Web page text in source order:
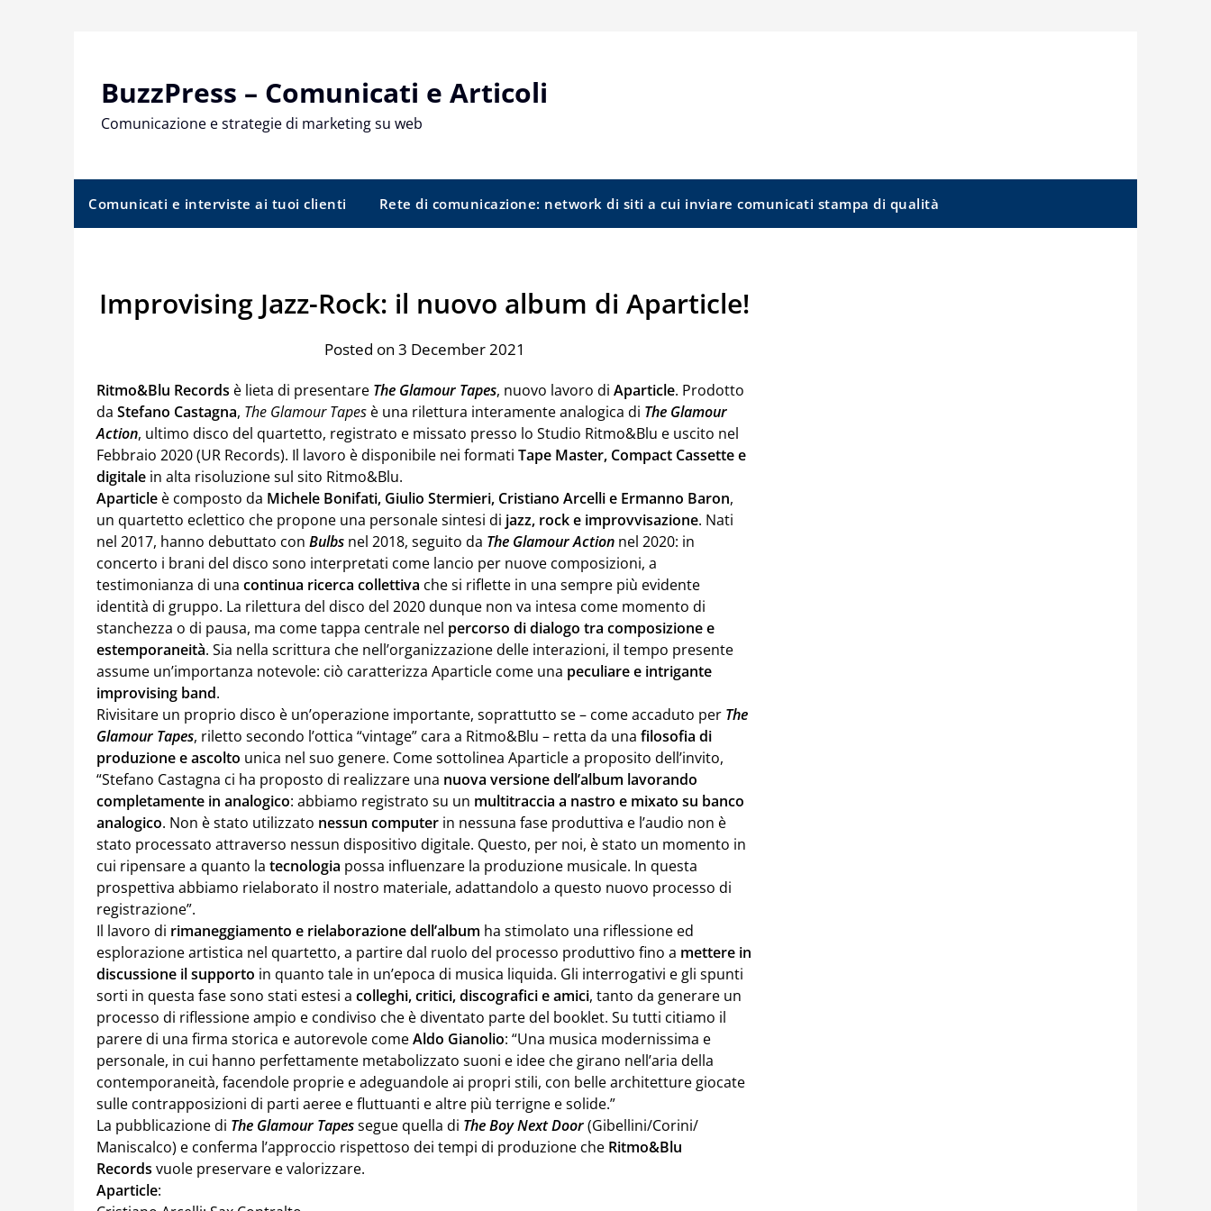
BuzzPress – Comunicati e Articoli
Comunicazione e strategie di marketing su web
Comunicati e interviste ai tuoi clienti Rete di comunicazione: network di siti a cui inviare comunicati stampa di qualità
Improvising Jazz-Rock: il nuovo album di Aparticle!
Posted on 3 December 2021
Ritmo&Blu Records è lieta di presentare The Glamour Tapes, nuovo lavoro di Aparticle. Prodotto
da Stefano Castagna, The Glamour Tapes è una rilettura interamente analogica di The Glamour
Action, ultimo disco del quartetto, registrato e missato presso lo Studio Ritmo&Blu e uscito nel
Febbraio 2020 (UR Records). Il lavoro è disponibile nei formati Tape Master, Compact Cassette e
digitale in alta risoluzione sul sito Ritmo&Blu.
Aparticle è composto da Michele Bonifati, Giulio Stermieri, Cristiano Arcelli e Ermanno Baron,
un quartetto eclettico che propone una personale sintesi di jazz, rock e improvvisazione. Nati
nel 2017, hanno debuttato con Bulbs nel 2018, seguito da The Glamour Action nel 2020: in
concerto i brani del disco sono interpretati come lancio per nuove composizioni, a
testimonianza di una continua ricerca collettiva che si riflette in una sempre più evidente
identità di gruppo. La rilettura del disco del 2020 dunque non va intesa come momento di
stanchezza o di pausa, ma come tappa centrale nel percorso di dialogo tra composizione e
estemporaneità. Sia nella scrittura che nell’organizzazione delle interazioni, il tempo presente
assume un’importanza notevole: ciò caratterizza Aparticle come una peculiare e intrigante
improvising band.
Rivisitare un proprio disco è un’operazione importante, soprattutto se – come accaduto per The
Glamour Tapes, riletto secondo l’ottica “vintage” cara a Ritmo&Blu – retta da una filosofia di
produzione e ascolto unica nel suo genere. Come sottolinea Aparticle a proposito dell’invito,
“Stefano Castagna ci ha proposto di realizzare una nuova versione dell’album lavorando
completamente in analogico: abbiamo registrato su un multitraccia a nastro e mixato su banco
analogico. Non è stato utilizzato nessun computer in nessuna fase produttiva e l’audio non è
stato processato attraverso nessun dispositivo digitale. Questo, per noi, è stato un momento in
cui ripensare a quanto la tecnologia possa influenzare la produzione musicale. In questa
prospettiva abbiamo rielaborato il nostro materiale, adattandolo a questo nuovo processo di
registrazione”.
Il lavoro di rimaneggiamento e rielaborazione dell’album ha stimolato una riflessione ed
esplorazione artistica nel quartetto, a partire dal ruolo del processo produttivo fino a mettere in
discussione il supporto in quanto tale in un’epoca di musica liquida. Gli interrogativi e gli spunti
sorti in questa fase sono stati estesi a colleghi, critici, discografici e amici, tanto da generare un
processo di riflessione ampio e condiviso che è diventato parte del booklet. Su tutti citiamo il
parere di una firma storica e autorevole comeAldo Gianolio: “Una musica modernissima e
personale, in cui hanno perfettamente metabolizzato suoni e idee che girano nell’aria della
contemporaneità, facendole proprie e adeguandole ai propri stili, con belle architetture giocate
sulle contrapposizioni di parti aeree e fluttuanti e altre più terrigne e solide.”
La pubblicazione di The Glamour Tapessegue quella di The Boy Next Door(Gibellini/Corini/
Maniscalco) e conferma l’approccio rispettoso dei tempi di produzione che Ritmo&Blu
Records vuole preservare e valorizzare.
Aparticle: